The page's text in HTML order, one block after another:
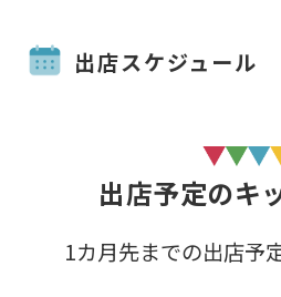
出店スケジュール
出店予定のキ
1カ月先までの出店予